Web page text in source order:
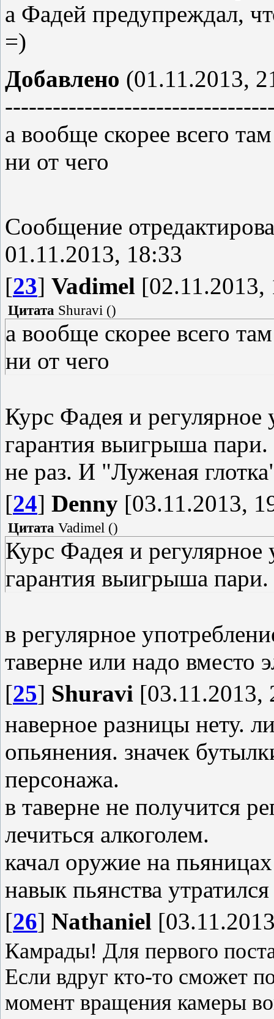
а Фадей предупреждал,
=)
Добавлено (01.11.2013,
а вообще скорее всего
ни от чего
Сообщение
01.11.2013, 18:33
[23] Vadimel [02.11.2013,
Цитата Shuravi ()
а вообще скорее всего
ни от чего
Курс Фадея и регулярное
гарантия выигрыша
не раз. И "Луженая
[24] Denny [03.11.2013,
Цитата Vadimel ()
Курс Фадея и регулярное
гарантия выигрыша пари.
в регулярное
таверне или надо вместо
[25] Shuravi [03.11.2013,
наверное разницы нету.
опьянения. значек
персонажа.
в таверне не получится
лечиться алкоголем.
качал оружие на
навык пьянства утратился
[26] Nathaniel
Камрады! Для первого
Если вдруг кто-то сможет
момент вращения камеры